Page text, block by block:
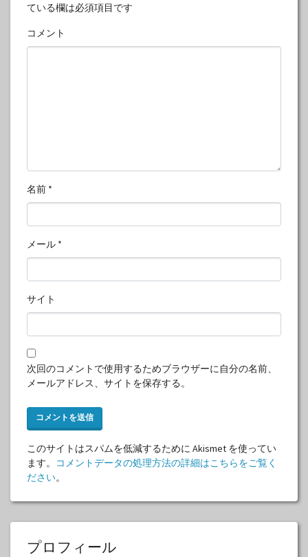
ている欄は必須項目です
コメント
名前 *
メール *
サイト
次回のコメントで使用するためブラウザーに自分の名前、
メールアドレス、サイトを保存する。
このサイトはスパムを低減するために Akismet を使ってい
ます。
コメントデータの処理方法の詳細はこちらをご覧く
ださい。
プロフィール